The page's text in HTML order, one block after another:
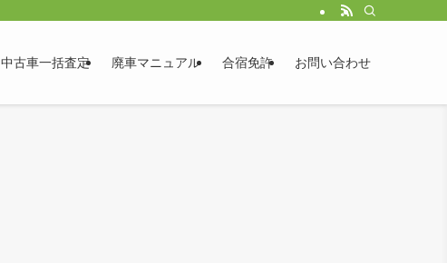
中古車一括査定 廃車マニュアル 合宿免許 お問い合わせ